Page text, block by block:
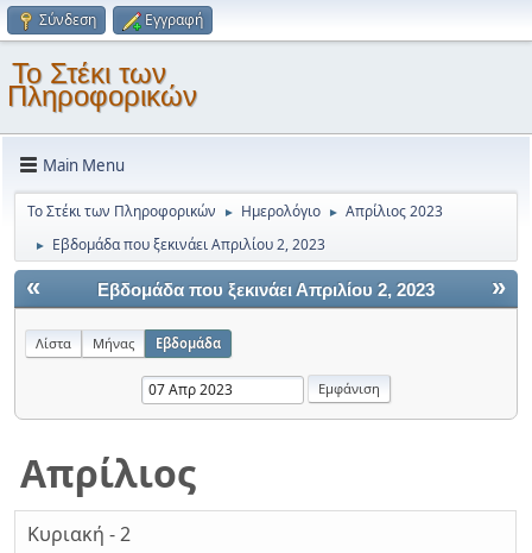
Σύνδεση Εγγραφή
Το Στέκι των
Πληροφορικών
Main Menu
Το Στέκι των Πληροφορικών ► Ημερολόγιο ► Απρίλιος 2023
► Εβδομάδα που ξεκινάει Απριλίου 2, 2023
« »
Εβδομάδα που ξεκινάει Απριλίου 2, 2023
Λίστα Μήνας Εβδομάδα
Απρίλιος
Κυριακή - 2